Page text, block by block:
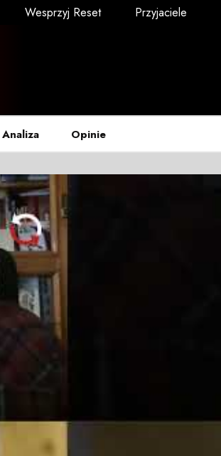
Wesprzyj Reset Przyjaciele
Analiza Opinie